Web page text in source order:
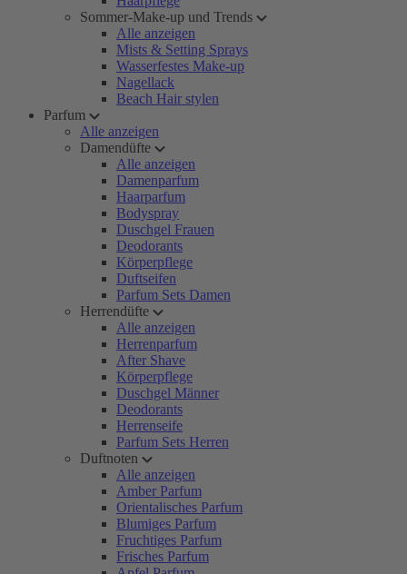
Sommer-Make-up und Trends
Alle anzeigen
Mists & Setting Sprays
Wasserfestes Make-up
Nagellack
Beach Hair stylen
Parfum
Alle anzeigen
Damendüfte
Alle anzeigen
Damenparfum
Haarparfum
Bodyspray
Duschgel Frauen
Deodorants
Körperpflege
Duftseifen
Parfum Sets Damen
Herrendüfte
Alle anzeigen
Herrenparfum
After Shave
Körperpflege
Duschgel Männer
Deodorants
Herrenseife
Parfum Sets Herren
Duftnoten
Alle anzeigen
Amber Parfum
Orientalisches Parfum
Blumiges Parfum
Fruchtiges Parfum
Frisches Parfum